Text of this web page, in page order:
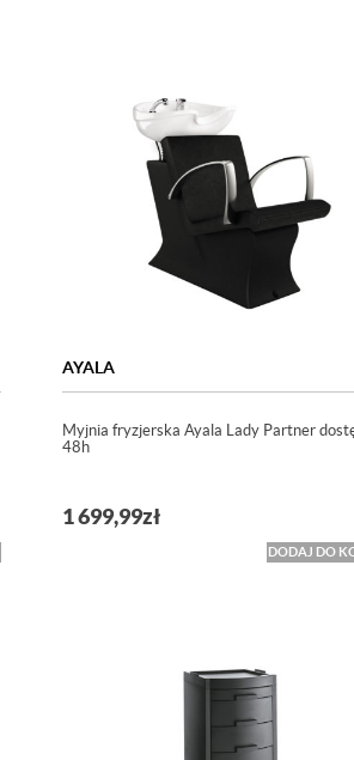
AYALA
Myjnia fryzjerska Ayala Lady Partner
48h
1 699,99zł
DODAJ DO